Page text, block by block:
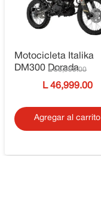
Motocicleta Italika
DM300 Dorada
56,999.00
46,999.00
Agregar al carrito